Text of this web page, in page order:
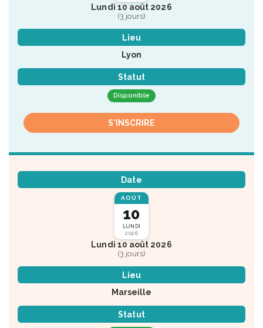
Lundi 10 août 2026
(3 jours)
Lieu
Lyon
Statut
Disponible
S'INSCRIRE
Date
AOÛT
10
LUNDI
2026
Lundi 10 août 2026
(3 jours)
Lieu
Marseille
Statut